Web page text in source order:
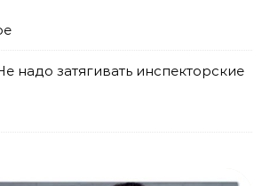
надо затягивать инспекторские